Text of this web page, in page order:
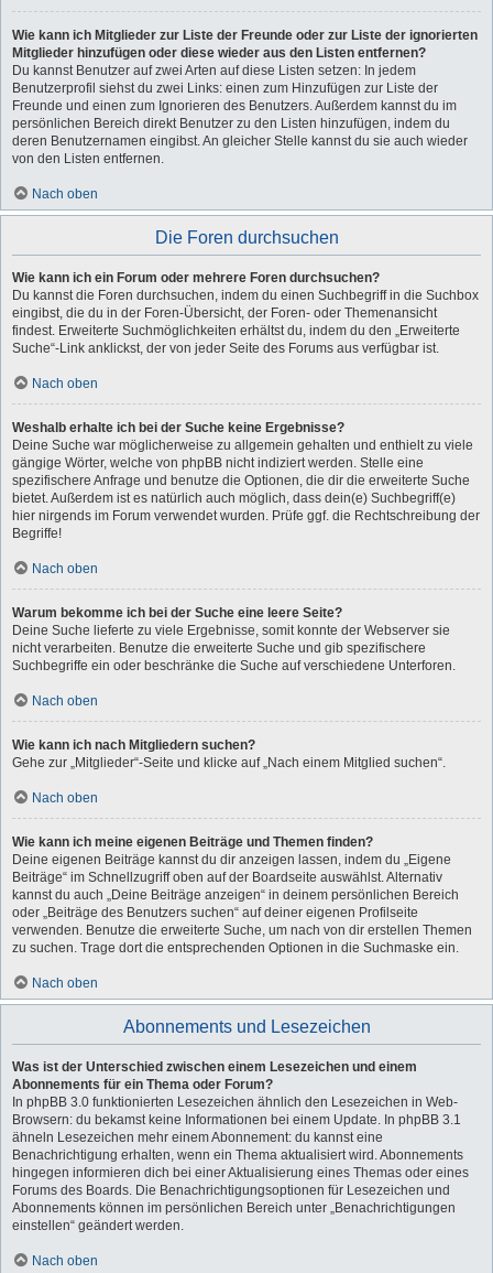
Wie kann ich Mitglieder zur Liste der Freunde oder zur Liste der ignorierten
Mitglieder hinzufügen oder diese wieder aus den Listen entfernen?
Du kannst Benutzer auf zwei Arten auf diese Listen setzen: In jedem
Benutzerprofil siehst du zwei Links: einen zum Hinzufügen zur Liste der
Freunde und einen zum Ignorieren des Benutzers. Außerdem kannst du im
persönlichen Bereich direkt Benutzer zu den Listen hinzufügen, indem du
deren Benutzernamen eingibst. An gleicher Stelle kannst du sie auch wieder
von den Listen entfernen.
Nach oben
Die Foren durchsuchen
Wie kann ich ein Forum oder mehrere Foren durchsuchen?
Du kannst die Foren durchsuchen, indem du einen Suchbegriff in die Suchbox
eingibst, die du in der Foren-Übersicht, der Foren- oder Themenansicht
findest. Erweiterte Suchmöglichkeiten erhältst du, indem du den „Erweiterte
Suche“-Link anklickst, der von jeder Seite des Forums aus verfügbar ist.
Nach oben
Weshalb erhalte ich bei der Suche keine Ergebnisse?
Deine Suche war möglicherweise zu allgemein gehalten und enthielt zu viele
gängige Wörter, welche von phpBB nicht indiziert werden. Stelle eine
spezifischere Anfrage und benutze die Optionen, die dir die erweiterte Suche
bietet. Außerdem ist es natürlich auch möglich, dass dein(e) Suchbegriff(e)
hier nirgends im Forum verwendet wurden. Prüfe ggf. die Rechtschreibung der
Begriffe!
Nach oben
Warum bekomme ich bei der Suche eine leere Seite?
Deine Suche lieferte zu viele Ergebnisse, somit konnte der Webserver sie
nicht verarbeiten. Benutze die erweiterte Suche und gib spezifischere
Suchbegriffe ein oder beschränke die Suche auf verschiedene Unterforen.
Nach oben
Wie kann ich nach Mitgliedern suchen?
Gehe zur „Mitglieder“-Seite und klicke auf „Nach einem Mitglied suchen“.
Nach oben
Wie kann ich meine eigenen Beiträge und Themen finden?
Deine eigenen Beiträge kannst du dir anzeigen lassen, indem du „Eigene
Beiträge“ im Schnellzugriff oben auf der Boardseite auswählst. Alternativ
kannst du auch „Deine Beiträge anzeigen“ in deinem persönlichen Bereich
oder „Beiträge des Benutzers suchen“ auf deiner eigenen Profilseite
verwenden. Benutze die erweiterte Suche, um nach von dir erstellen Themen
zu suchen. Trage dort die entsprechenden Optionen in die Suchmaske ein.
Nach oben
Abonnements und Lesezeichen
Was ist der Unterschied zwischen einem Lesezeichen und einem
Abonnements für ein Thema oder Forum?
In phpBB 3.0 funktionierten Lesezeichen ähnlich den Lesezeichen in Web-
Browsern: du bekamst keine Informationen bei einem Update. In phpBB 3.1
ähneln Lesezeichen mehr einem Abonnement: du kannst eine
Benachrichtigung erhalten, wenn ein Thema aktualisiert wird. Abonnements
hingegen informieren dich bei einer Aktualisierung eines Themas oder eines
Forums des Boards. Die Benachrichtigungsoptionen für Lesezeichen und
Abonnements können im persönlichen Bereich unter „Benachrichtigungen
einstellen“ geändert werden.
Nach oben